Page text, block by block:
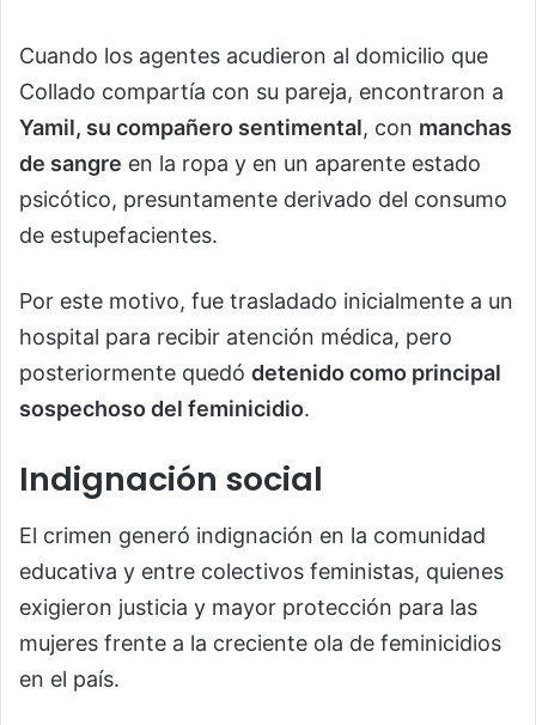
Cuando los agentes acudieron al domicilio que
Collado compartía con su pareja, encontraron a
Yamil, su compañero sentimental, con manchas
de sangre en la ropa y en un aparente estado
psicótico, presuntamente derivado del consumo
de estupefacientes.
Por este motivo, fue trasladado inicialmente a un
hospital para recibir atención médica, pero
posteriormente quedó detenido como principal
sospechoso del feminicidio.
Indignación social
El crimen generó indignación en la comunidad
educativa y entre colectivos feministas, quienes
exigieron justicia y mayor protección para las
mujeres frente a la creciente ola de feminicidios
en el país.